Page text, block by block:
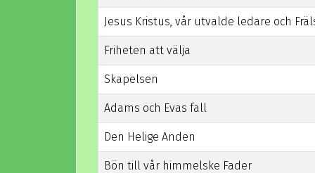
Jesus Kristus, vår utvalde ledare och
Friheten att välja
Skapelsen
Adams och Evas fall
Den Helige Anden
Bön till vår himmelske Fader